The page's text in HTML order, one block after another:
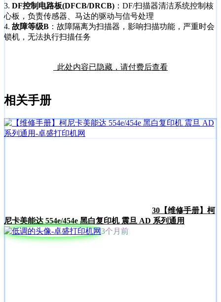
3. DF控制电路板(DFCB/DRCB) ：DF/扫描器清洁系统控制核
心板，负责传感器、马达的驱动与信号处理
4. 故障等级B ：故障隔离为扫描器，影响扫描功能，严重时会
锁机，无法执行扫描任务
此处内容已隐藏，请付费后查看
相关手册
30 【维修手册】柯
尼卡美能达 554e/454e 黑白复印机 震旦 AD 系列通用
3个月前